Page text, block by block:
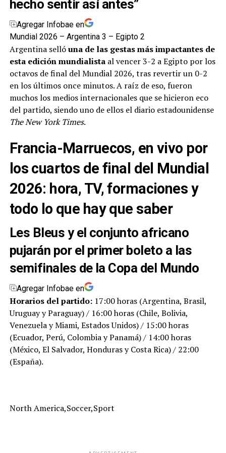
hecho sentir así antes”
Agregar Infobae en
Mundial 2026 – Argentina 3 – Egipto 2
Argentina sellóuna de las gestas más impactantes de
esta edición mundialistaal vencer 3-2 a Egipto por los
octavos de final del Mundial 2026, tras revertir un 0-2
en los últimos once minutos. A raíz de eso, fueron
muchos los medios internacionales que se hicieron eco
del partido, siendo uno de ellos el diario estadounidense
The New York Times.
Francia-Marruecos, en vivo por
los cuartos de final del Mundial
2026: hora, TV, formaciones y
todo lo que hay que saber
Les Bleus y el conjunto africano
pujarán por el primer boleto a las
semifinales de la Copa del Mundo
Agregar Infobae en
Horarios del partido:17:00 horas (Argentina, Brasil,
Uruguay y Paraguay) / 16:00 horas (Chile, Bolivia,
Venezuela y Miami, Estados Unidos) / 15:00 horas
(Ecuador, Perú, Colombia y Panamá) / 14:00 horas
(México, El Salvador, Honduras y Costa Rica) / 22:00
(España).
North America,Soccer,Sport